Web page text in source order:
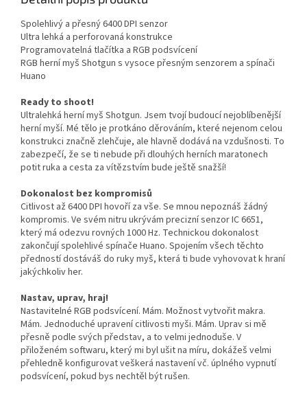
Spolehlivý a přesný 6400 DPI senzor
Ultra lehká a perforovaná konstrukce
Programovatelná tlačítka a RGB podsvícení
RGB herní myš Shotgun s vysoce přesným senzorem a spínači
Huano
Ready to shoot!
Ultralehká herní myš Shotgun. Jsem tvojí budoucí nejoblíbenější
herní myší. Mé tělo je protkáno děrováním, které nejenom celou
konstrukci značně zlehčuje, ale hlavně dodává na vzdušnosti. To
zabezpečí, že se ti nebude při dlouhých herních maratonech
potit ruka a cesta za vítězstvím bude ještě snažší!
Dokonalost bez kompromisů
Citlivost až 6400 DPI hovoří za vše. Se mnou nepoznáš žádný
kompromis. Ve svém nitru ukrývám precizní senzor IC 6651,
který má odezvu rovných 1000 Hz. Technickou dokonalost
zakončují spolehlivé spínače Huano. Spojením všech těchto
předností dostáváš do ruky myš, která ti bude vyhovovat k hraní
jakýchkoliv her.
Nastav, uprav, hraj!
Nastavitelné RGB podsvícení. Mám. Možnost vytvořit makra.
Mám. Jednoduché upravení citlivosti myši. Mám. Uprav si mě
přesně podle svých představ, a to velmi jednoduše. V
přiloženém softwaru, který mi byl ušit na míru, dokážeš velmi
přehledně konfigurovat veškerá nastavení vč. úplného vypnutí
podsvícení, pokud bys nechtěl být rušen.